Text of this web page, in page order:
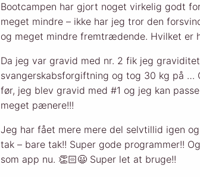
Bootcampen har gjort noget virkelig godt
meget mindre – ikke har jeg tror den
og meget mindre fremtrædende. Hvilket er
Da jeg var gravid med nr. 2 fik jeg
svangerskabsforgiftning og tog 30 kg på …
før, jeg blev gravid med #1 og jeg kan
meget pænere!!!
Jeg har fået mere mere del selvtillid igen
tak – bare tak!! Super gode programmer!!
som app nu. 👏🏻😃 Super let at bruge!!